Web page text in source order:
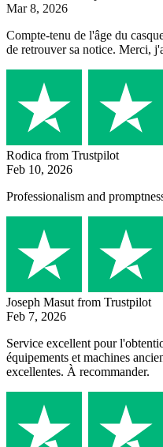
Mar 8, 2026
Compte-tenu de l'âge du
de retrouver sa notice. Merci,
Rodica from Trustpilot
Feb 10, 2026
Professionalism and
Joseph Masut from Trustpilot
Feb 7, 2026
Service excellent pour
équipements et machines
excellentes. À recommander.